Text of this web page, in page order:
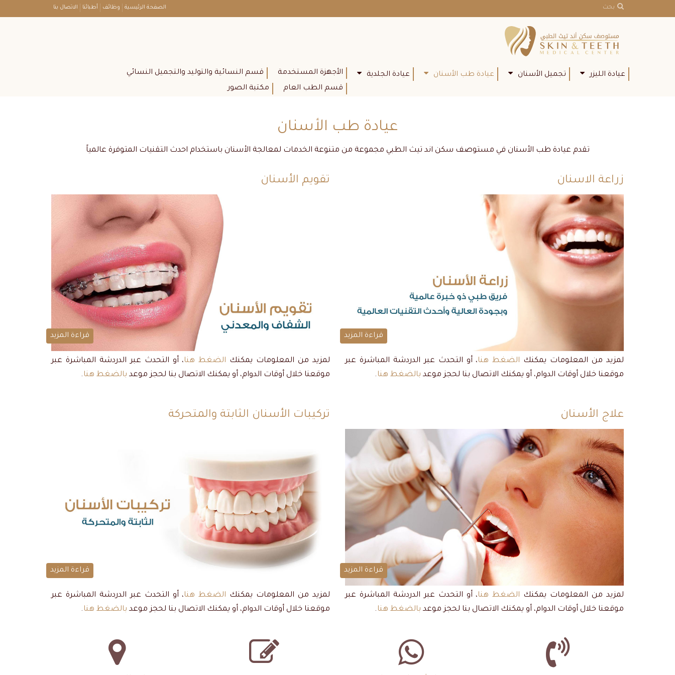
بحث الصفحة الرئيسية وظائف أطبائنا الاتصال بنا
عيادة الليزر تجميل الأسنان عيادة طب الأسنان عيادة الجلدية الأجهزة المستخدمة
قسم النسائية والتوليد والتجميل النسائي
قسم الطب العام
مكتبة الصور
عيادة طب الأسنان
تقدم عيادة طب الأسنان في مستوصف سكن اند تيث الطبي مجموعة من متنوعة الخدمات لمعالجة الأسنان باستخدام احدث التقنيات المتوفرة عالمياً
زراعة الاسنان
قراءة المزيد
لمزيد من المعلومات يمكنك الضغط هنا، أو التحدث عبر الدردشة المباشرة عبر
موقعنا خلال أوقات الدوام، أو يمكنك الاتصال بنا لحجز موعد بالضغط هنا .
تقويم الأسنان
قراءة المزيد
لمزيد من المعلومات يمكنك الضغط هنا، أو التحدث عبر الدردشة المباشرة عبر
موقعنا خلال أوقات الدوام، أو يمكنك الاتصال بنا لحجز موعد بالضغط هنا .
علاج الأسنان
قراءة المزيد
لمزيد من المعلومات يمكنك الضغط هنا، أو التحدث عبر الدردشة المباشرة عبر
موقعنا خلال أوقات الدوام، أو يمكنك الاتصال بنا لحجز موعد بالضغط هنا .
تركيبات الأسنان الثابتة والمتحركة
قراءة المزيد
لمزيد من المعلومات يمكنك الضغط هنا، أو التحدث عبر الدردشة المباشرة عبر
موقعنا خلال أوقات الدوام، أو يمكنك الاتصال بنا لحجز موعد بالضغط هنا .